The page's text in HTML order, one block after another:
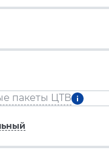
пакеты ЦТВ